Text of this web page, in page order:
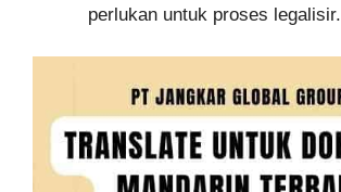
perlukan untuk proses legalisir.